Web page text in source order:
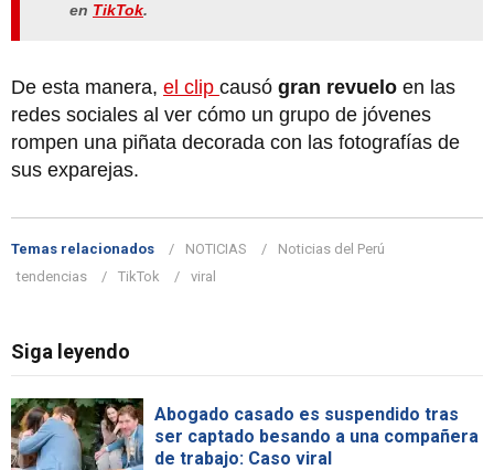
en TikTok.
De esta manera, el clip causó gran revuelo en las
redes sociales al ver cómo un grupo de jóvenes
rompen una piñata decorada con las fotografías de
sus exparejas.
Temas relacionados NOTICIAS
Noticias del Perú
tendencias
TikTok viral
Siga leyendo
Abogado casado es suspendido tras
ser captado besando a una compañera
de trabajo: Caso viral